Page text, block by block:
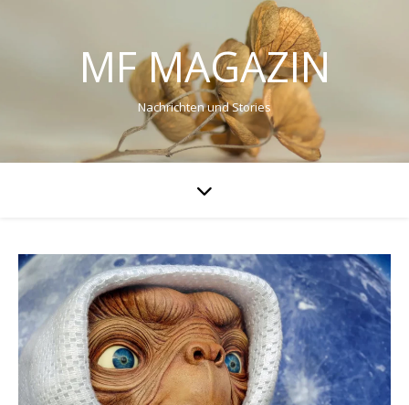
MF MAGAZIN
Nachrichten und Stories